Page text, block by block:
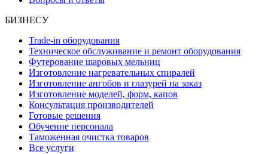
БИЗНЕСУ
Trade-in оборудования
Техническое обслуживание и ремонт оборудования
Футерование шаровых мельниц
Изготовление нагревательных спиралей
Изготовление ангобов и глазурей на заказ
Изготовление моделей, форм, капов
Консультация производителей
Готовые решения
Обучение персонала
Таможенная очистка товаров
Все услуги